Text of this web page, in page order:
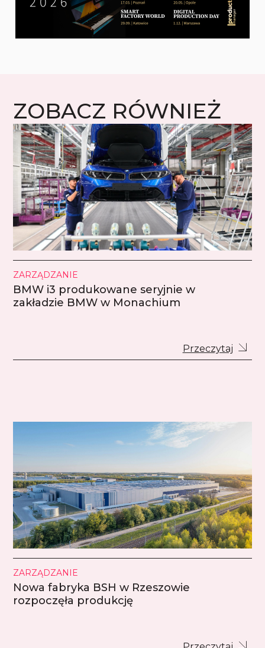
ZOBACZ RÓWNIEŻ
ZARZĄDZANIE
BMW i3 produkowane seryjnie w
zakładzie BMW w Monachium
Przeczytaj
ZARZĄDZANIE
Nowa fabryka BSH w Rzeszowie
rozpoczęła produkcję